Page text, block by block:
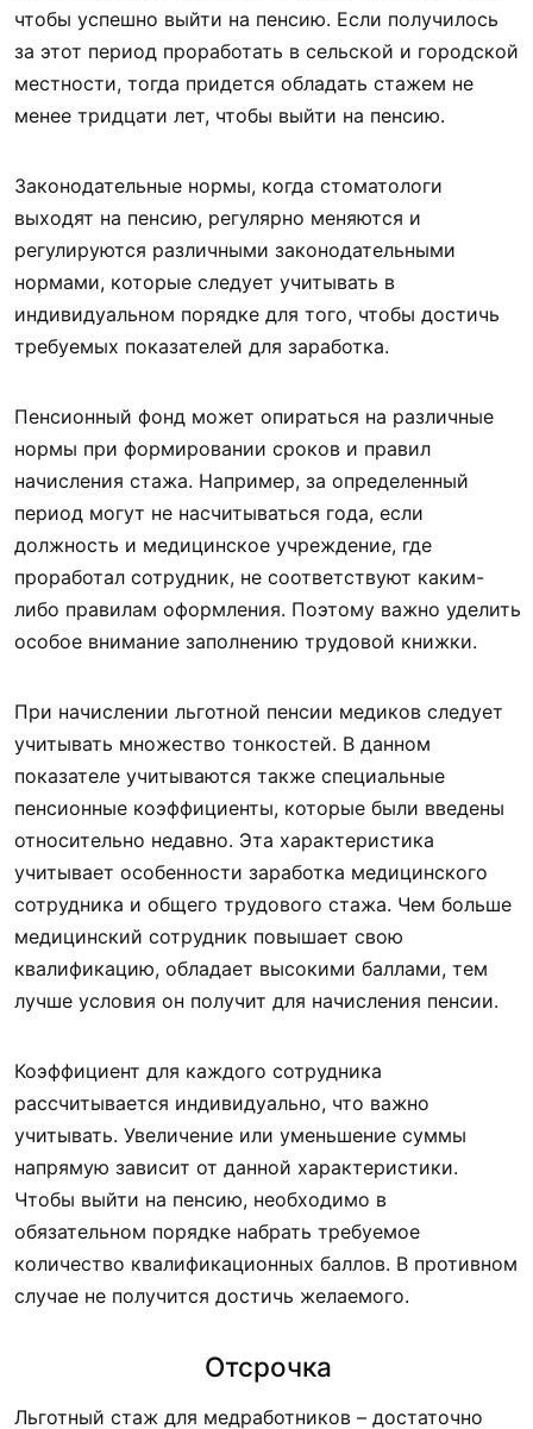
чтобы успешно выйти на пенсию. Если получилось
за этот период проработать в сельской и городской
местности, тогда придется обладать стажем не
менее тридцати лет, чтобы выйти на пенсию.
Законодательные нормы, когда стоматологи
выходят на пенсию, регулярно меняются и
регулируются различными законодательными
нормами, которые следует учитывать в
индивидуальном порядке для того, чтобы достичь
требуемых показателей для заработка.
Пенсионный фонд может опираться на различные
нормы при формировании сроков и правил
начисления стажа. Например, за определенный
период могут не насчитываться года, если
должность и медицинское учреждение, где
проработал сотрудник, не соответствуют каким-
либо правилам оформления. Поэтому важно уделить
особое внимание заполнению трудовой книжки.
При начислении льготной пенсии медиков следует
учитывать множество тонкостей. В данном
показателе учитываются также специальные
пенсионные коэффициенты, которые были введены
относительно недавно. Эта характеристика
учитывает особенности заработка медицинского
сотрудника и общего трудового стажа. Чем больше
медицинский сотрудник повышает свою
квалификацию, обладает высокими баллами, тем
лучше условия он получит для начисления пенсии.
Коэффициент для каждого сотрудника
рассчитывается индивидуально, что важно
учитывать. Увеличение или уменьшение суммы
напрямую зависит от данной характеристики.
Чтобы выйти на пенсию, необходимо в
обязательном порядке набрать требуемое
количество квалификационных баллов. В противном
случае не получится достичь желаемого.
Отсрочка
Льготный стаж для медработников – достаточно